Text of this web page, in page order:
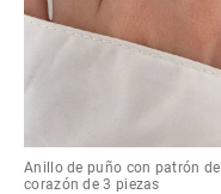
Anillo de puño con patrón de
corazón de 3 piezas